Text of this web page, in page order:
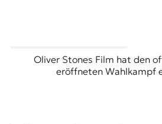
Oliver Stones Film hat den
eröffneten Wahlkampf